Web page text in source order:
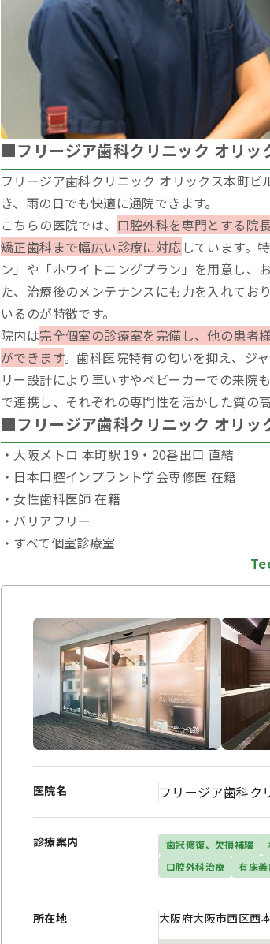
■フリージア歯科クリニック オリッ
フリージア歯科クリニック オリックス本町ビ
き、雨の日でも快適に通院できます。
こちらの医院では、 口腔外科を専門とする院
矯正歯科まで幅広い診療に対応 しています。
ン」や「ホワイトニングプラン」を用意し、
た、治療後のメンテナンスにも力を入れてお
いるのが特徴です。
院内は完全個室の診療室を完備し、他の患者
ができます。歯科医院特有の匂いを抑え、ジ
リー設計により車いすやベビーカーでの来院
で連携し、それぞれの専門性を活かした質の
■フリージア歯科クリニック オリッ
・大阪メトロ 本町駅 19・20番出口 直結
・日本口腔インプラント学会専修医 在籍
・女性歯科医師 在籍
・バリアフリー
・すべて個室診療室
医院名 フリージア歯科ク
診療案内 歯冠修復、欠損補綴
口腔外科治療
有床
所在地 大阪府大阪市西区西